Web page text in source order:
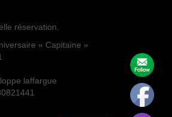
réservation.
« Capitaine »
laffargue